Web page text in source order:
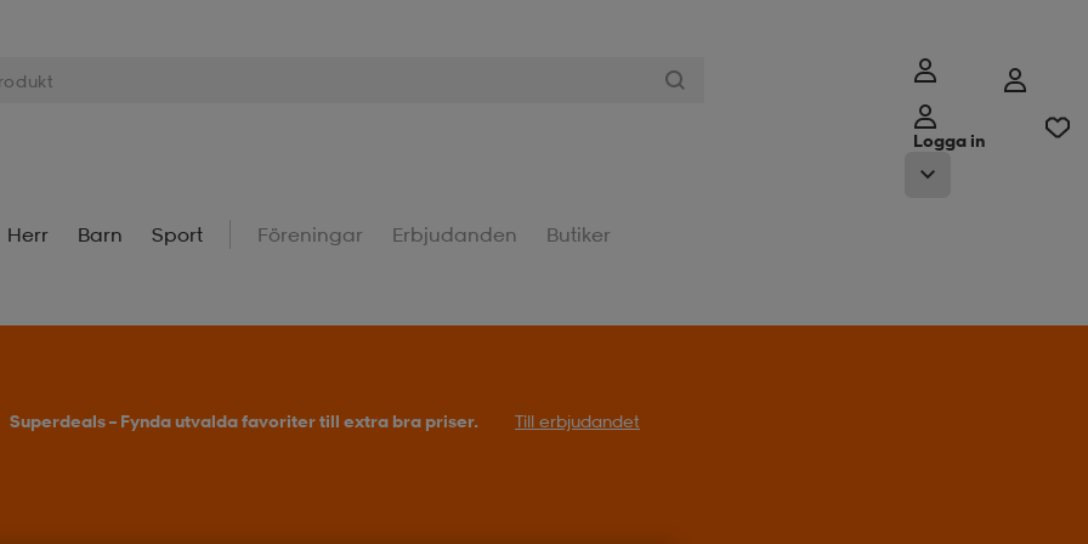
Logga in
Herr Barn Sport Föreningar Erbjudanden Butiker
Superdeals – Fynda utvalda favoriter till extra bra priser. Till erbjudandet